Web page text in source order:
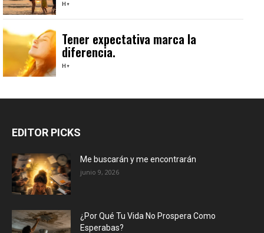
H+
Tener expectativa marca la
diferencia.
H+
EDITOR PICKS
Me buscarán y me encontrarán
junio 9, 2026
¿Por Qué Tu Vida No Prospera Como
Esperabas?